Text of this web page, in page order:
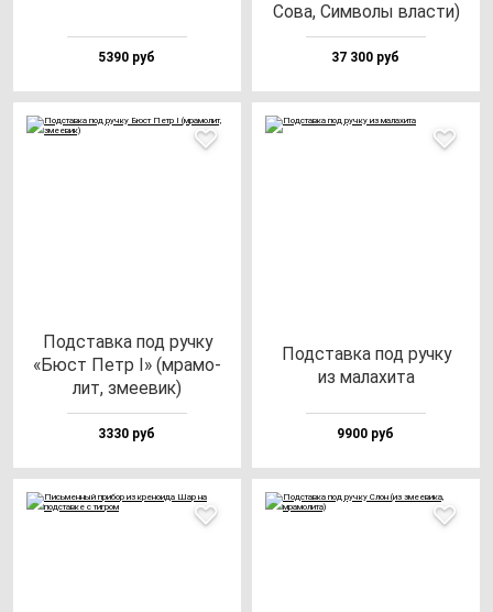
5390 руб
Сова, Сим­во­лы влас­ти)
37 300 руб
Под­став­ка под руч­ку
«Бюст Петр I» (мра­мо­
лит, зме­евик)
3330 руб
Под­став­ка под руч­ку
из ма­ла­хи­та
9900 руб